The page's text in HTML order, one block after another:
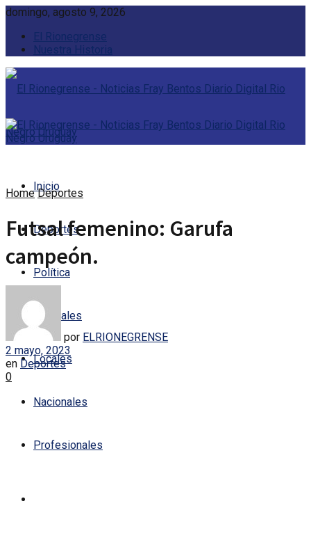
domingo, agosto 9, 2026
El Rionegrense
Nuestra Historia
Inicio
Deportes
Política
Policiales
Locales
Nacionales
Profesionales
Home Deportes
Futsal femenino: Garufa
campeón.
por ELRIONEGRENSE
2 mayo, 2023
en Deportes
0